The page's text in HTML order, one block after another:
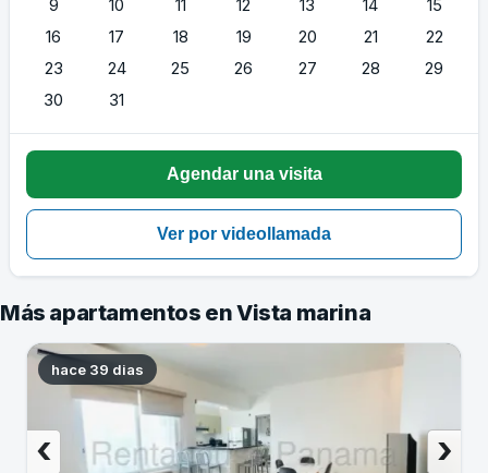
9
10 11 12 13 14
15
16
17 18 19 20 21
22
23
24 25 26 27 28
29
30
31
Más apartamentos en Vista marina
hace 39 dias
›
‹